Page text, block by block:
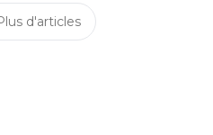
d'articles